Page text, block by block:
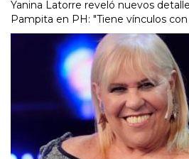
Yanina Latorre reveló nuevos
Pampita en PH: "Tiene vínculos